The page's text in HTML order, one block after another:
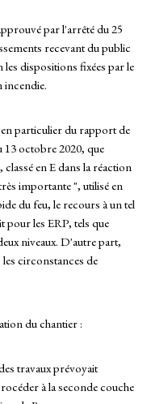
par l'arrêté du 25
recevant du public
dispositions fixées par le
incendie.
particulier du rapport de
13 octobre 2020, que
en E dans la réaction
importante ", utilisé en
du feu, le recours à un tel
pour les ERP, tels que
niveaux. D'autre part,
circonstances de
du chantier :
travaux prévoyait
à la seconde couche